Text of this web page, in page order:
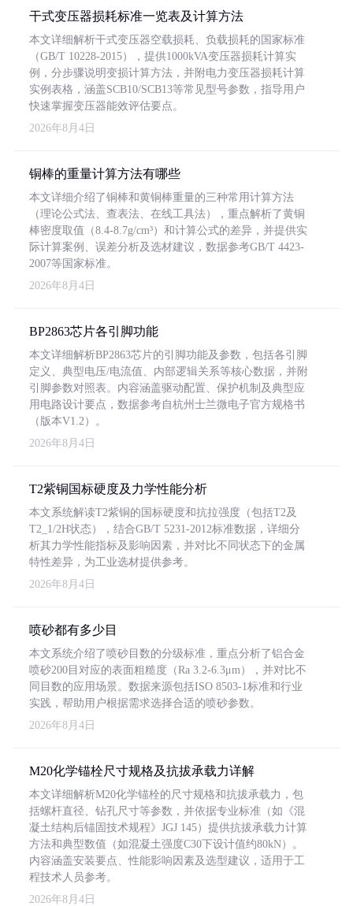
干式变压器损耗标准一览表及计算方法
本文详细解析干式变压器空载损耗、负载损耗的国家标准
（GB/T 10228-2015），提供1000kVA变压器损耗计算实
例，分步骤说明变损计算方法，并附电力变压器损耗计算
实例表格，涵盖SCB10/SCB13等常见型号参数，指导用户
快速掌握变压器能效评估要点。
2026年8月4日
铜棒的重量计算方法有哪些
本文详细介绍了铜棒和黄铜棒重量的三种常用计算方法
（理论公式法、查表法、在线工具法），重点解析了黄铜
棒密度取值（8.4-8.7g/cm³）和计算公式的差异，并提供实
际计算案例、误差分析及选材建议，数据参考GB/T 4423-
2007等国家标准。
2026年8月4日
BP2863芯片各引脚功能
本文详细解析BP2863芯片的引脚功能及参数，包括各引脚
定义、典型电压/电流值、内部逻辑关系等核心数据，并附
引脚参数对照表。内容涵盖驱动配置、保护机制及典型应
用电路设计要点，数据参考自杭州士兰微电子官方规格书
（版本V1.2）。
2026年8月4日
T2紫铜国标硬度及力学性能分析
本文系统解读T2紫铜的国标硬度和抗拉强度（包括T2及
T2_1/2H状态），结合GB/T 5231-2012标准数据，详细分
析其力学性能指标及影响因素，并对比不同状态下的金属
特性差异，为工业选材提供参考。
2026年8月4日
喷砂都有多少目
本文系统介绍了喷砂目数的分级标准，重点分析了铝合金
喷砂200目对应的表面粗糙度（Ra 3.2-6.3μm），并对比不
同目数的应用场景。数据来源包括ISO 8503-1标准和行业
实践，帮助用户根据需求选择合适的喷砂参数。
2026年8月4日
M20化学锚栓尺寸规格及抗拔承载力详解
本文详细解析M20化学锚栓的尺寸规格和抗拔承载力，包
括螺杆直径、钻孔尺寸等参数，并依据专业标准（如《混
凝土结构后锚固技术规程》JGJ 145）提供抗拔承载力计算
方法和典型数值（如混凝土强度C30下设计值约80kN）。
内容涵盖安装要点、性能影响因素及选型建议，适用于工
程技术人员参考。
2026年8月4日